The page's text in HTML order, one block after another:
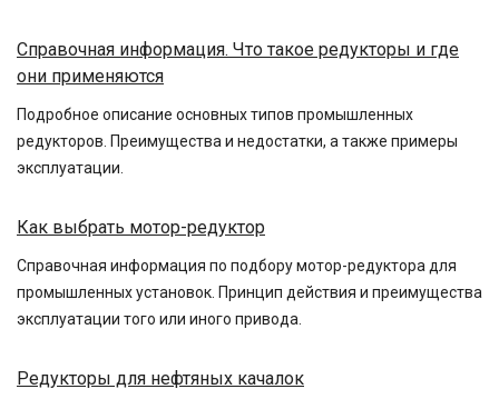
Справочная информация. Что такое редукторы и где
они применяются
Подробное описание основных типов промышленных
редукторов. Преимущества и недостатки, а также примеры
эксплуатации.
Как выбрать мотор-редуктор
Справочная информация по подбору мотор-редуктора для
промышленных установок. Принцип действия и преимущества
эксплуатации того или иного привода.
Редукторы для нефтяных качалок